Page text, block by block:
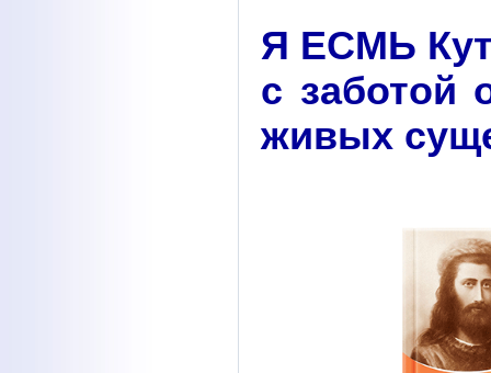
Я ЕСМЬ
с заботой
живых